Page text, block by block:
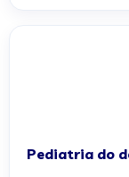
Pediatria do